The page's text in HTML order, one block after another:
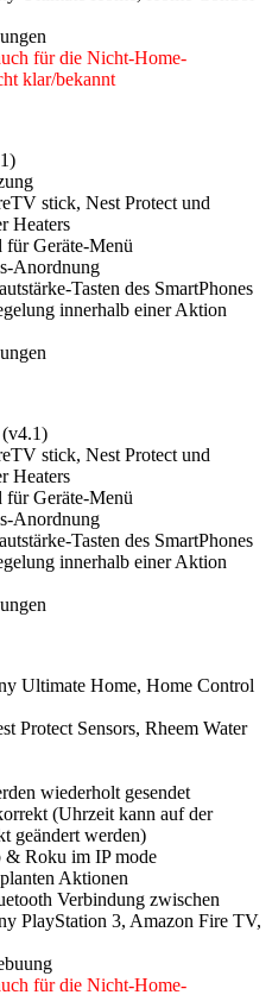
für die Nicht-Home-
klar/bekannt
stick, Nest Protect und
Heaters
Geräte-Menü
Anordnung
Tasten des SmartPhones
innerhalb einer Aktion
stick, Nest Protect und
Heaters
Geräte-Menü
Anordnung
Tasten des SmartPhones
innerhalb einer Aktion
Ultimate Home, Home Control
Protect Sensors, Rheem Water
wiederholt gesendet
(Uhrzeit kann auf der
geändert werden)
Roku im IP mode
Aktionen
Verbindung zwischen
PlayStation 3, Amazon Fire TV,
für die Nicht-Home-